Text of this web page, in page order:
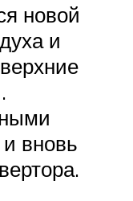
новой
и
вновь